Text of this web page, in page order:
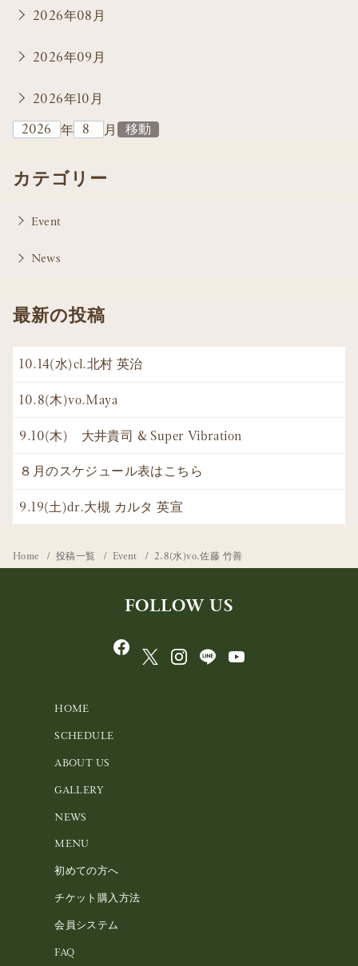
2026年08月
2026年09月
2026年10月
年
月
カテゴリー
Event
News
最新の投稿
10.14(水)cl.北村 英治
10.8(木)vo.Maya
9.10(木) 大井貴司 & Super Vibration
８月のスケジュール表はこちら
9.19(土)dr.大槻 カルタ 英宣
Home 投稿一覧 Event 2.8(水)vo.佐藤 竹善
FOLLOW US
HOME
SCHEDULE
ABOUT US
GALLERY
NEWS
MENU
初めての方へ
チケット購入方法
会員システム
FAQ